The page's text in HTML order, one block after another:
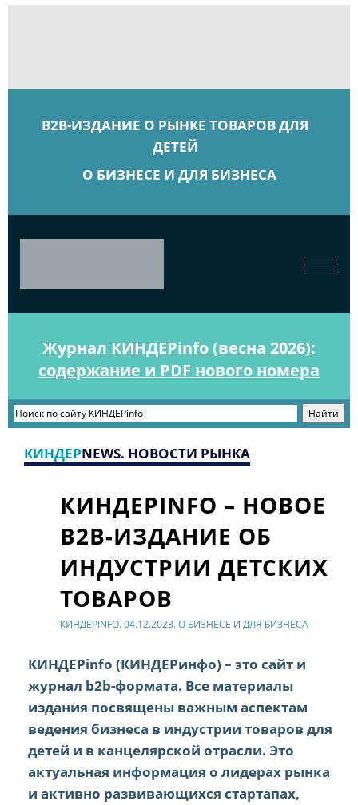
B2B-ИЗДАНИЕ О РЫНКЕ ТОВАРОВ ДЛЯ
ДЕТЕЙ
О БИЗНЕСЕ И ДЛЯ БИЗНЕСА
Журнал КИНДЕРinfo (весна 2026):
содержание и PDF нового номера
КИНДЕРNEWS. НОВОСТИ РЫНКА
КИНДЕРINFO – НОВОЕ
B2B-ИЗДАНИЕ ОБ
ИНДУСТРИИ ДЕТСКИХ
ТОВАРОВ
КИНДЕРINFO. 04.12.2023. О БИЗНЕСЕ И ДЛЯ БИЗНЕСА
КИНДЕРinfo (КИНДЕРинфо) – это сайт и
журнал b2b-формата. Все материалы
издания посвящены важным аспектам
ведения бизнеса в индустрии товаров для
детей и в канцелярской отрасли. Это
актуальная информация о лидерах рынка
и активно развивающихся стартапах,